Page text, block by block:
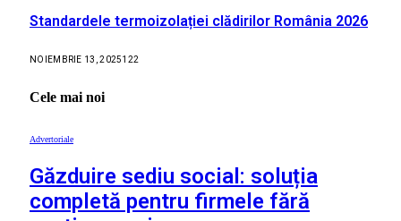
Standardele termoizolației clădirilor România 2026
NOIEMBRIE 13, 2025122
Cele mai noi
Advertoriale
Găzduire sediu social: soluția
completă pentru firmele fără